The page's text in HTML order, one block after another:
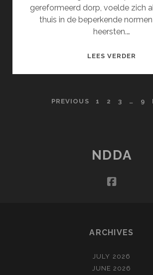
gereformeerd dorp, voelde zich
thuis in de beperkende
heersten.…
LEES VERDER
POSTS
PREVIOUS 1 2 3 … 9
NDDA
ARCHIVES
JULY 2026
JUNE 2026